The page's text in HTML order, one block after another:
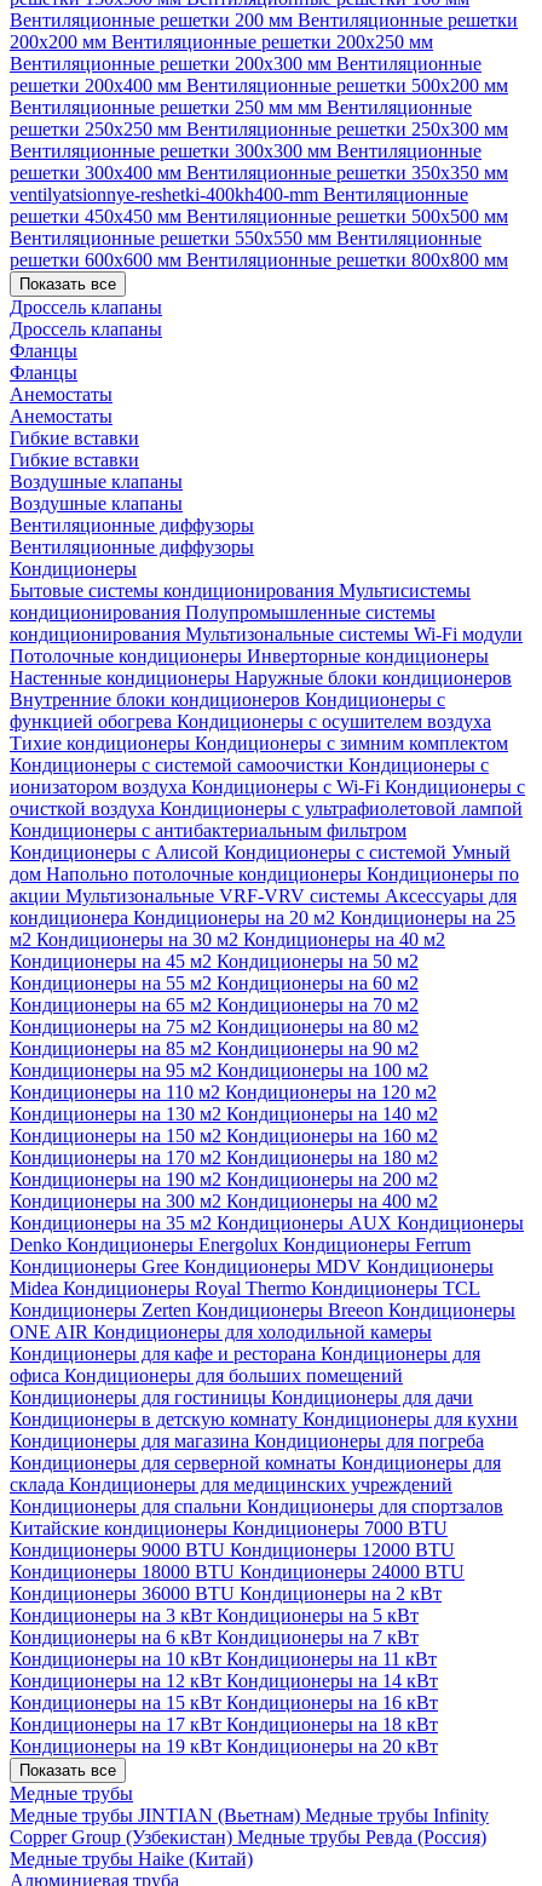
Вентиляционные решетки 200 мм Вентиляционные решетки
200х200 мм Вентиляционные решетки 200х250 мм
Вентиляционные решетки 200х300 мм Вентиляционные
решетки 200х400 мм Вентиляционные решетки 500х200 мм
Вентиляционные решетки 250 мм мм Вентиляционные
решетки 250х250 мм Вентиляционные решетки 250х300 мм
Вентиляционные решетки 300х300 мм Вентиляционные
решетки 300х400 мм Вентиляционные решетки 350х350 мм
ventilyatsionnye-reshetki-400kh400-mm Вентиляционные
решетки 450х450 мм Вентиляционные решетки 500х500 мм
Вентиляционные решетки 550х550 мм Вентиляционные
решетки 600х600 мм Вентиляционные решетки 800х800 мм
Показать все
Дроссель клапаны
Дроссель клапаны
Фланцы
Фланцы
Анемостаты
Анемостаты
Гибкие вставки
Гибкие вставки
Воздушные клапаны
Воздушные клапаны
Вентиляционные диффузоры
Вентиляционные диффузоры
Кондиционеры
Бытовые системы кондиционирования Мультисистемы
кондиционирования Полупромышленные системы
кондиционирования Мультизональные системы Wi-Fi модули
Потолочные кондиционеры Инверторные кондиционеры
Настенные кондиционеры Наружные блоки кондиционеров
Внутренние блоки кондиционеров Кондиционеры с
функцией обогрева Кондиционеры с осушителем воздуха
Тихие кондиционеры Кондиционеры с зимним комплектом
Кондиционеры с системой самоочистки Кондиционеры с
ионизатором воздуха Кондиционеры с Wi-Fi Кондиционеры с
очисткой воздуха Кондиционеры с ультрафиолетовой лампой
Кондиционеры с антибактериальным фильтром
Кондиционеры с Алисой Кондиционеры с системой Умный
дом Напольно потолочные кондиционеры Кондиционеры по
акции Мультизональные VRF-VRV системы Аксессуары для
кондиционера Кондиционеры на 20 м2 Кондиционеры на 25
м2 Кондиционеры на 30 м2 Кондиционеры на 40 м2
Кондиционеры на 45 м2 Кондиционеры на 50 м2
Кондиционеры на 55 м2 Кондиционеры на 60 м2
Кондиционеры на 65 м2 Кондиционеры на 70 м2
Кондиционеры на 75 м2 Кондиционеры на 80 м2
Кондиционеры на 85 м2 Кондиционеры на 90 м2
Кондиционеры на 95 м2 Кондиционеры на 100 м2
Кондиционеры на 110 м2 Кондиционеры на 120 м2
Кондиционеры на 130 м2 Кондиционеры на 140 м2
Кондиционеры на 150 м2 Кондиционеры на 160 м2
Кондиционеры на 170 м2 Кондиционеры на 180 м2
Кондиционеры на 190 м2 Кондиционеры на 200 м2
Кондиционеры на 300 м2 Кондиционеры на 400 м2
Кондиционеры на 35 м2 Кондиционеры AUX Кондиционеры
Denko Кондиционеры Energolux Кондиционеры Ferrum
Кондиционеры Gree Кондиционеры MDV Кондиционеры
Midea Кондиционеры Royal Thermo Кондиционеры TCL
Кондиционеры Zerten Кондиционеры Breeon Кондиционеры
ONE AIR Кондиционеры для холодильной камеры
Кондиционеры для кафе и ресторана Кондиционеры для
офиса Кондиционеры для больших помещений
Кондиционеры для гостиницы Кондиционеры для дачи
Кондиционеры в детскую комнату Кондиционеры для кухни
Кондиционеры для магазина Кондиционеры для погреба
Кондиционеры для серверной комнаты Кондиционеры для
склада Кондиционеры для медицинских учреждений
Кондиционеры для спальни Кондиционеры для спортзалов
Китайские кондиционеры Кондиционеры 7000 BTU
Кондиционеры 9000 BTU Кондиционеры 12000 BTU
Кондиционеры 18000 BTU Кондиционеры 24000 BTU
Кондиционеры 36000 BTU Кондиционеры на 2 кВт
Кондиционеры на 3 кВт Кондиционеры на 5 кВт
Кондиционеры на 6 кВт Кондиционеры на 7 кВт
Кондиционеры на 10 кВт Кондиционеры на 11 кВт
Кондиционеры на 12 кВт Кондиционеры на 14 кВт
Кондиционеры на 15 кВт Кондиционеры на 16 кВт
Кондиционеры на 17 кВт Кондиционеры на 18 кВт
Кондиционеры на 19 кВт Кондиционеры на 20 кВт
Показать все
Медные трубы
Медные трубы JINTIAN (Вьетнам) Медные трубы Infinity
Copper Group (Узбекистан) Медные трубы Ревда (Россия)
Медные трубы Haike (Китай)
Алюминиевая труба